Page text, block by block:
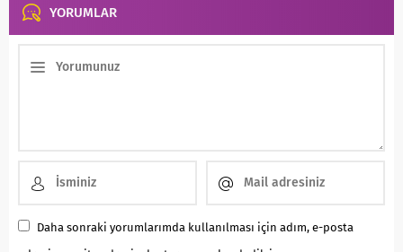
YORUMLAR
Daha sonraki yorumlarımda kullanılması için adım, e-posta